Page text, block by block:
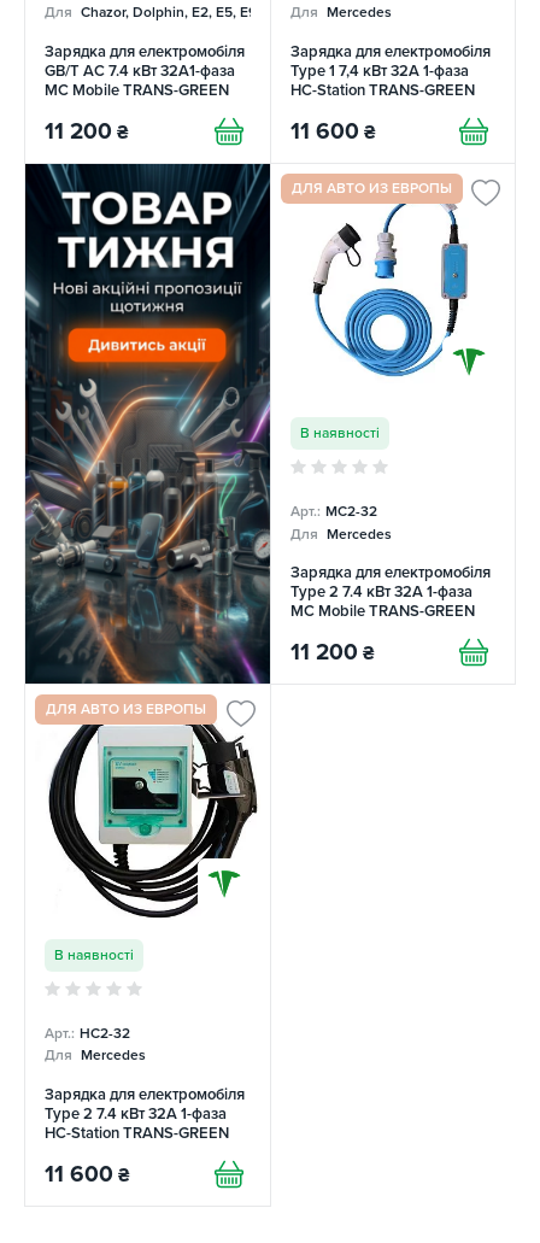
Для Chazor, Dolphin, E2, E5, E9, Mercedes
Зарядка для електромобіля
GB/T AC 7.4 кВт 32A1-фаза
MC Mobile TRANS-GREEN
11 200 ₴
Для Mercedes
Зарядка для електромобіля
Type 1 7,4 кВт 32A 1-фаза
HC-Station TRANS-GREEN
11 600 ₴
ДЛЯ АВТО ИЗ ЕВРОПЫ
В наявності
Арт.: MC2-32
Для Mercedes
Зарядка для електромобіля
Type 2 7.4 кВт 32A 1-фаза
MC Mobile TRANS-GREEN
11 200 ₴
ДЛЯ АВТО ИЗ ЕВРОПЫ
В наявності
Арт.: НC2-32
Для Mercedes
Зарядка для електромобіля
Type 2 7.4 кВт 32A 1-фаза
HC-Station TRANS-GREEN
11 600 ₴